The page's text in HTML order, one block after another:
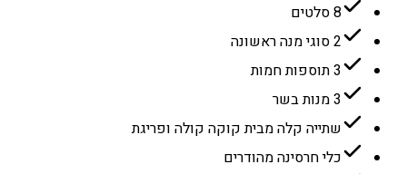
8 סלטים
2 סוגי מנה ראשונה
3 תוספות חמות
3 מנות בשר
שתייה קלה מבית קוקה קולה ופריגת
כלי חרסינה מהודרים